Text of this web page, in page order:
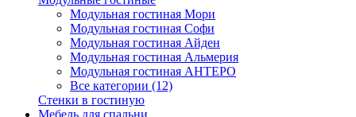
Модульная гостиная Мори
Модульная гостиная Софи
Модульная гостиная Айден
Модульная гостиная Альмерия
Модульная гостиная АНТЕРО
Все категории (12)
Стенки в гостиную
Мебель для спальни